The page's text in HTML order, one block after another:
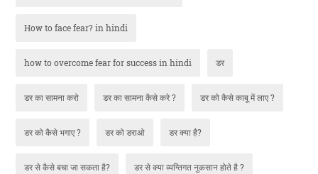
How to face fear? in hindi
how to overcome fear for success in hindi डर
डर का सामना करो डर का सामना कैसे करे ? डर को कैसे काबू में लाए ?
डर को कैसे भगाए ? डर को डराओ डर क्या है?
डर से कैसे बचा जा सकता है? डर से क्या व्यग्तिगत नुकसान होते है ?